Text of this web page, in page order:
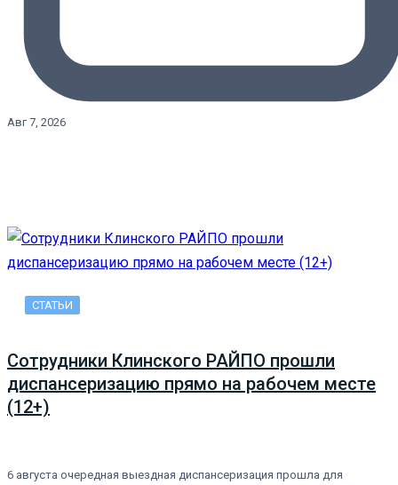
Авг 7, 2026
СТАТЬИ
Сотрудники Клинского РАЙПО прошли
диспансеризацию прямо на рабочем месте
(12+)
6 августа очередная выездная диспансеризация прошла для